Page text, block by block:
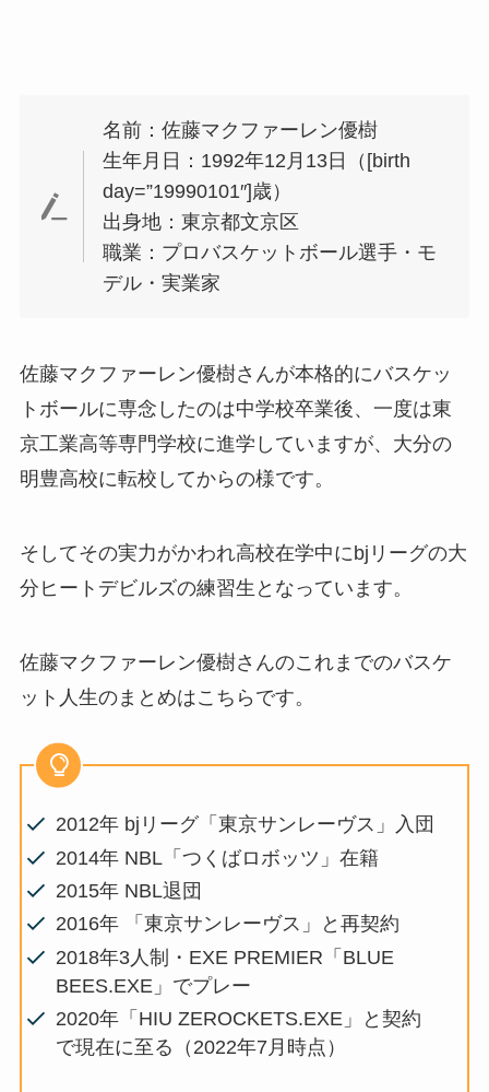
名前：佐藤マクファーレン優樹
生年月日：1992年12月13日（[birth
day=”19990101″]歳）
出身地：東京都文京区
職業：プロバスケットボール選手・モ
デル・実業家
佐藤マクファーレン優樹さんが本格的にバスケッ
トボールに専念したのは中学校卒業後、一度は東
京工業高等専門学校に進学していますが、大分の
明豊高校に転校してからの様です。
そしてその実力がかわれ高校在学中にbjリーグの大
分ヒートデビルズの練習生となっています。
佐藤マクファーレン優樹さんのこれまでのバスケ
ット人生のまとめはこちらです。
2012年 bjリーグ「東京サンレーヴス」入団
2014年 NBL「つくばロボッツ」在籍
2015年 NBL退団
2016年 「東京サンレーヴス」と再契約
2018年3人制・EXE PREMIER「BLUE
BEES.EXE」でプレー
2020年「HIU ZEROCKETS.EXE」と契約
で現在に至る（2022年7月時点）